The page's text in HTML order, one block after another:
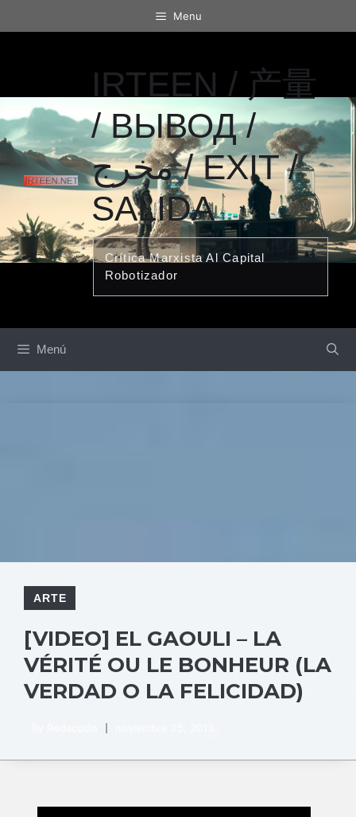
al
Menu
IRTEEN / 产量
/ ВЫВОД /
مخرج / EXIT /
SALIDA
Crítica Marxista Al Capital
Robotizador
Menú
ARTE
[VIDEO] EL GAOULI – LA
VÉRITÉ OU LE BONHEUR (LA
VERDAD O LA FELICIDAD)